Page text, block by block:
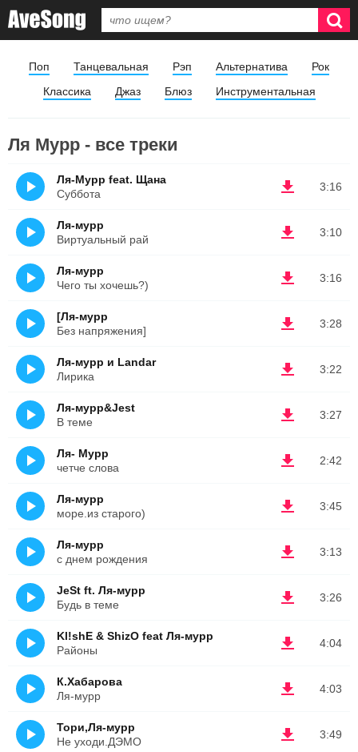
Поп Танцевальная Рэп Альтернатива
Рок
Классика
Джаз Блюз Инструментальная
Ля Мурр - все треки
3:16
Ля-Мурр feat. Щана
Суббота
3:10
Ля-мурр
Виртуальный рай
3:16
Ля-мурр
Чего ты хочешь?)
3:28
[Ля-мурр
Без напряжения]
3:22
Ля-мурр и Landar
Лирика
3:27
Ля-мурр&Jest
В теме
2:42
Ля- Мурр
четче слова
3:45
Ля-мурр
море.из старого)
3:13
Ля-мурр
с днем рождения
3:26
JeSt ft. Ля-мурр
Будь в теме
4:04
Kl!shE & ShizO feat Ля-мурр
Районы
4:03
К.Хабарова
Ля-мурр
3:49
Тори,Ля-мурр
Не уходи.ДЭМО